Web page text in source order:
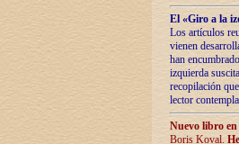
El «Giro a la
Los artículos
vienen
han
izquierda
recopilación
lector
Nuevo libro
Boris Koval.